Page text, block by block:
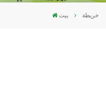
بيت خريطة